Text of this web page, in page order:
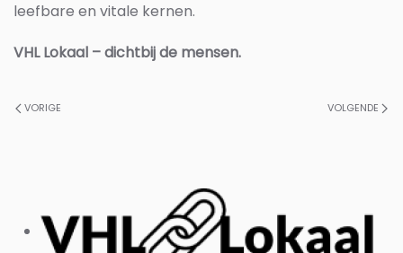
leefbare en vitale kernen.
VHL Lokaal – dichtbij de mensen.
VORIGE VOLGENDE